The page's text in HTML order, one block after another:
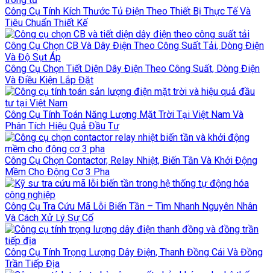
Công Cụ Tính Kích Thước Tủ Điện Theo Thiết Bị Thực Tế Và
Tiêu Chuẩn Thiết Kế
Công Cụ Chọn CB Và Dây Điện Theo Công Suất Tải, Dòng Điện
Và Độ Sụt Áp
Công Cụ Chọn Tiết Diện Dây Điện Theo Công Suất, Dòng Điện
Và Điều Kiện Lắp Đặt
Công Cụ Tính Toán Năng Lượng Mặt Trời Tại Việt Nam Và
Phân Tích Hiệu Quả Đầu Tư
Công Cụ Chọn Contactor, Relay Nhiệt, Biến Tần Và Khởi Động
Mềm Cho Động Cơ 3 Pha
Công Cụ Tra Cứu Mã Lỗi Biến Tần – Tìm Nhanh Nguyên Nhân
Và Cách Xử Lý Sự Cố
Công Cụ Tính Trọng Lượng Dây Điện, Thanh Đồng Cái Và Đồng
Trần Tiếp Địa